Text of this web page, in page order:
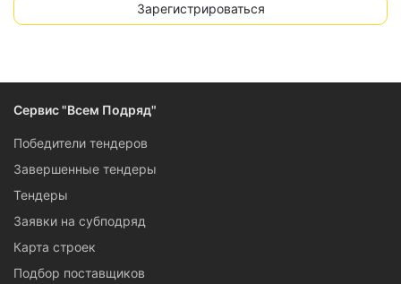
Зарегистрироваться
Сервис "Всем Подряд"
Победители тендеров
Завершенные тендеры
Тендеры
Заявки на субподряд
Карта строек
Подбор поставщиков